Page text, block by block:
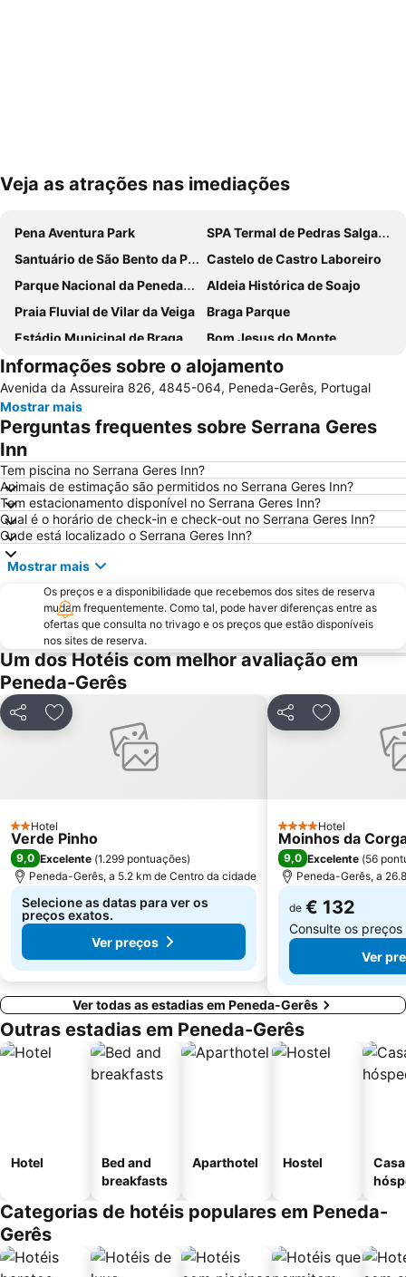
Ampliar mapa
Veja as atrações nas imediações
Pena Aventura Park
SPA Termal de Pedras Salgadas
Santuário de São Bento da Porta Aberta
Castelo de Castro Laboreiro
Parque Nacional da Peneda-Gerês
Aldeia Histórica de Soajo
Praia Fluvial de Vilar da Veiga
Braga Parque
Estádio Municipal de Braga - Estádio AXA
Bom Jesus do Monte
Cascata do Tahiti - Ermida
Praia Fluvial do Taboão
Termas Romanas do Alto da Cividade
Estação de Caminhos de Ferro de Braga
Aquático de Fafe
Centro Histórico de Guimarães
Lago dos Cisnes
Minho Center
Igreja de Riba d'Ave
Albufeira do Ermal
Igreja Matriz da Lixa
Casa de Camilo - Museu e Centro de Estudos
Elevador do Bom Jesus do Monte
Santuário de Nossa Senhora da Peneda
Capela de Cima de Oliveira
Castelo de Salvaterra
Parque de Exposições de Braga
Fluvial de Adaúfe
Cascata de Fisgas de Ermelo
Parque Natural do Alvão
Barragem do Alto-Lindoso
Cascata do Arado
Castelo de Guimarães
Parque Termal do Peso
Complexo Desportivo Universitário de Gualtar
Pavilhão de Hóquei em Patins Riba de Ave Hóquei Clube
Barragem de Vilarinho das Furnas
Da Rodovia
Trilho do Vale do Teixeira
Igreja de Geraz do Minho
Maria da Fonte
Informações sobre o alojamento
Avenida da Assureira 826, 4845-064, Peneda-Gerês, Portugal
Mostrar mais
Perguntas frequentes sobre Serrana Geres
Inn
Tem piscina no Serrana Geres Inn?
Animais de estimação são permitidos no Serrana Geres Inn?
Tem estacionamento disponível no Serrana Geres Inn?
Qual é o horário de check-in e check-out no Serrana Geres Inn?
Onde está localizado o Serrana Geres Inn?
Mostrar mais
Os preços e a disponibilidade que recebemos dos sites de reserva
mudam frequentemente. Como tal, pode haver diferenças entre as
ofertas que consulta no trivago e os preços que estão disponíveis
nos sites de reserva.
Um dos Hotéis com melhor avaliação em
Peneda-Gerês
PartilharAdicionar aos favoritos
2 Estrelas
Hotel
Verde Pinho
9,0 Excelente (1.299 pontuações)
Peneda-Gerês, a 5.2 km de Centro da cidade
Selecione as datas para ver os
preços exatos.
Ver preços
PartilharAdicionar
4 Estrelas
Hotel
Moinhos da
9,0 Excelente (56
Peneda-Gerês, a
de € 132
Consulte os
Ver
Ver todas as estadias em Peneda-Gerês
Outras estadias em Peneda-Gerês
Hotel
Bed and
breakfasts
Aparthotel Hostel
Categorias de hotéis populares em Peneda-
Gerês